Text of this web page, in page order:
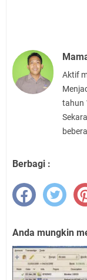
Aktif
tahun
Berbagi :
Anda mungkin